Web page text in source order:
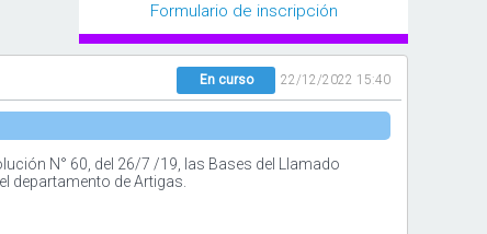
Formulario de inscripción
22/12/2022 15:40
En curso
N° 60, del 26/7 /19, las Bases del Llamado
departamento de Artigas.